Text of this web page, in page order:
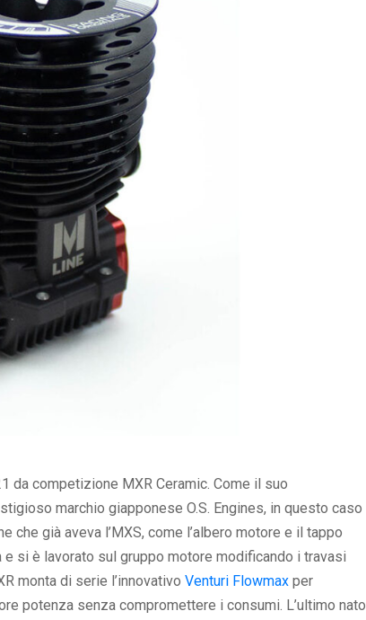
da competizione MXR Ceramic. Come il suo
marchio giapponese O.S. Engines, in questo caso
già aveva l’MXS, come l’albero motore e il tappo
si è lavorato sul gruppo motore modificando i travasi
monta di serie l’innovativo Venturi Flowmax per
potenza senza compromettere i consumi. L’ultimo nato